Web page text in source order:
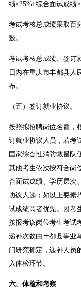
绩×25%+综合面试成绩
考试考核总成绩采取百
数。
考试考核总成绩、签订
日内在重庆市丰都县人
布。
（五）签订就业协议。
按照拟招聘岗位名额，
订就业协议人员，若考
国家综合性消防救援队
其他考生依次按符合岗
合面试成绩、学历层次
协议人选；如以上要素
试成绩高者优先。因考
按报考该岗位考生考试
递补次数由丰都县事业
门研究确定，递补人员
入体检环节。
六、体检和考察